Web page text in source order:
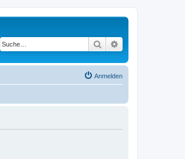
Suche
Anmelden